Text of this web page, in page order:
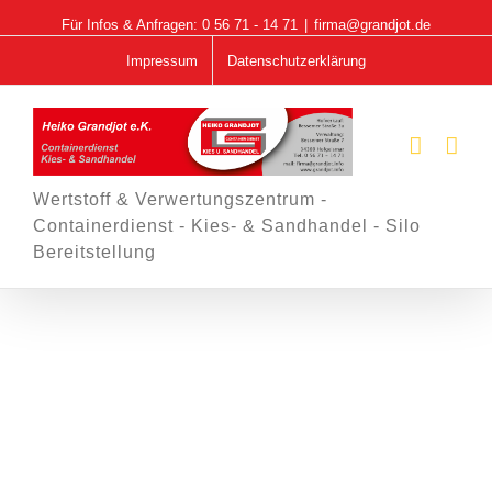
content
Für Infos & Anfragen: 0 56 71 - 14 71 firma@grandjot.de
Impressum Datenschutzerklärung
Wertstoff & Verwertungszentrum -
Containerdienst - Kies- & Sandhandel - Silo
Bereitstellung